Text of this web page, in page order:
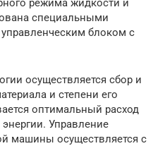
специальными
блоком с
осуществляется сбор и
и степени его
оптимальный расход
Управление
машины осуществляется с